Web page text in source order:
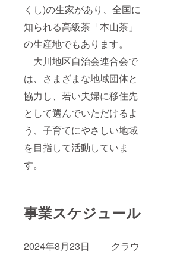
くし)の生家があり、全国に
知られる高級茶「本山茶」
の生産地でもあります。
大川地区自治会連合会で
は、さまざまな地域団体と
協力し、若い夫婦に移住先
として選んでいただけるよ
う、子育てにやさしい地域
を目指して活動していま
す。
事業スケジュール
2024年8月23日 クラウ